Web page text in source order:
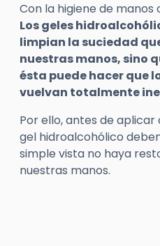
Con la higiene de
Los geles
limpian la suciedad
nuestras manos, sino
ésta puede hacer que
vuelvan totalmente
Por ello, antes de
gel hidroalcohólico
simple vista no haya
nuestras manos.